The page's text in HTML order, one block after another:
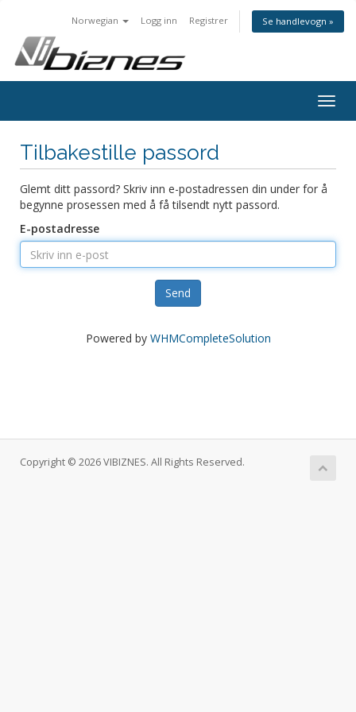
Norwegian Logg inn Registrer Se handlevogn »
Tilbakestille passord
Glemt ditt passord? Skriv inn e-postadressen din under for å
begynne prosessen med å få tilsendt nytt passord.
E-postadresse
Send
Powered by WHMCompleteSolution
Copyright © 2026 VIBIZNES. All Rights Reserved.